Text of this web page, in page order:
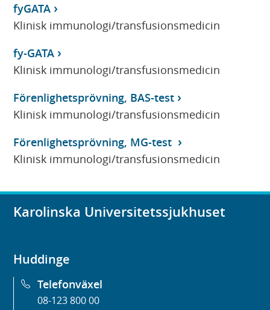
fyGATA
Klinisk immunologi/transfusionsmedicin
fy-GATA
Klinisk immunologi/transfusionsmedicin
Förenlighetsprövning, BAS-test
Klinisk immunologi/transfusionsmedicin
Förenlighetsprövning, MG-test
Klinisk immunologi/transfusionsmedicin
Karolinska Universitetssjukhuset
Huddinge
Telefonväxel
08-123 800 00